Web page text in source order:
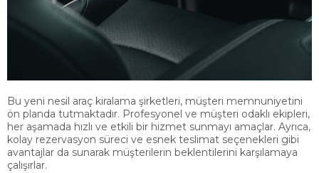
Bu yeni nesil araç kiralama şirketleri, müşteri memnuniyetini
ön planda tutmaktadır. Profesyonel ve müşteri odaklı ekipleri,
her aşamada hızlı ve etkili bir hizmet sunmayı amaçlar. Ayrıca,
kolay rezervasyon süreci ve esnek teslimat seçenekleri gibi
avantajlar da sunarak müşterilerin beklentilerini karşılamaya
çalışırlar.